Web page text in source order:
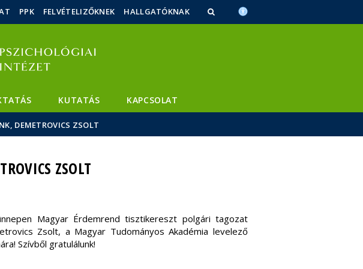
PPK FELVÉTELIZŐKNEK HALLGATÓKNAK
KUTATÁS KAPCSOLAT
DEMETROVICS ZSOLT
ZSOLT
Magyar Érdemrend tisztikereszt polgári tagozat
Zsolt, a Magyar Tudományos Akadémia levelező
Szívből gratulálunk!